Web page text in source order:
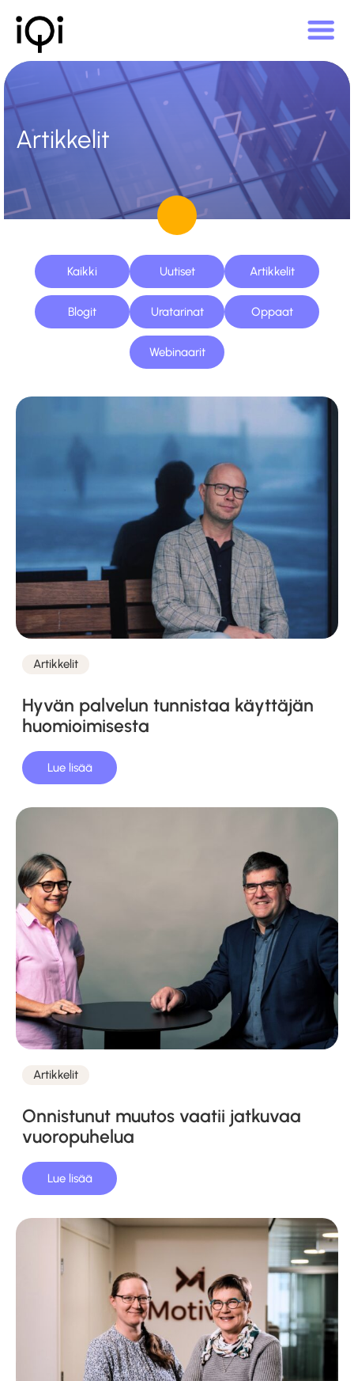
Artikkelit
Kaikki Uutiset Artikkelit
Blogit Uratarinat Oppaat
Webinaarit
Artikkelit
Hyvän palvelun tunnistaa käyttäjän
huomioimisesta
Lue lisää
Artikkelit
Onnistunut muutos vaatii jatkuvaa
vuoropuhelua
Lue lisää